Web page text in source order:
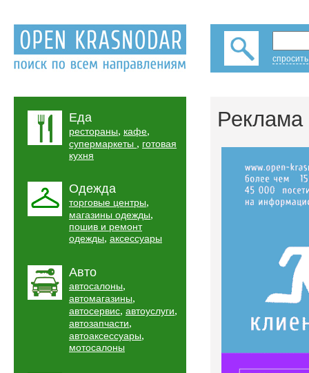
Еда
рестораны, кафе,
супермаркеты , готовая
кухня
Одежда
торговые центры,
магазины одежды,
пошив и ремонт
одежды, аксессуары
Авто
автосалоны,
автомагазины,
автосервис, автоуслуги,
автозапчасти,
автоаксессуары,
мотосалоны
Реклама